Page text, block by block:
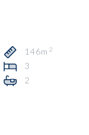
146m 2
3
2